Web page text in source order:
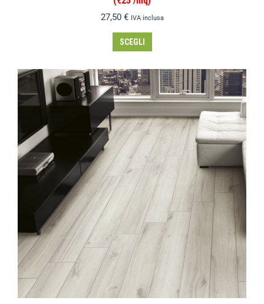
27,50 € IVA inclusa
SCEGLI